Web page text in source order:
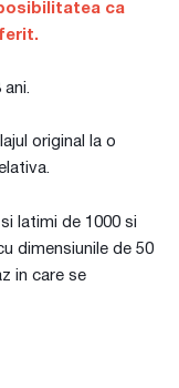
ca
original la o
latimi de 1000 si
dimensiunile de 50
in care se